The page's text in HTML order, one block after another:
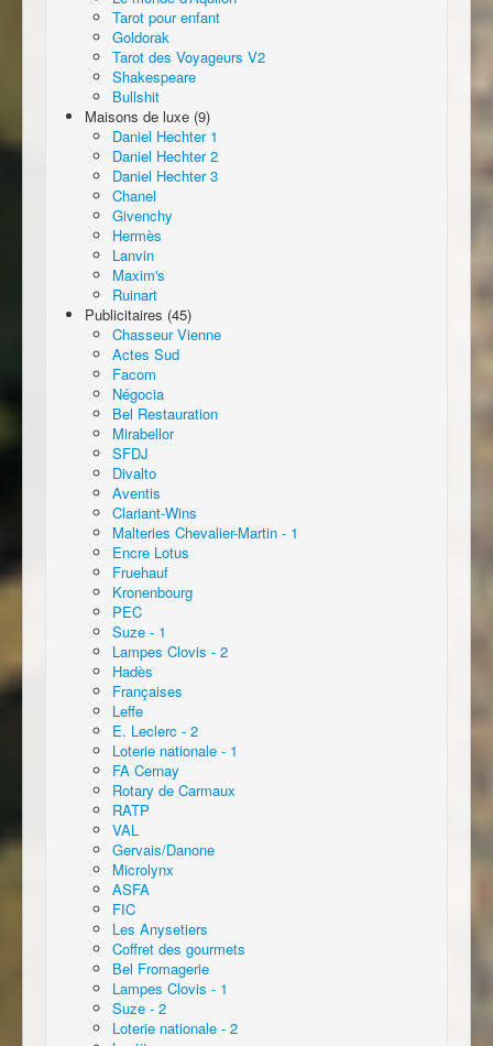
Tarot pour enfant
Goldorak
Tarot des Voyageurs V2
Shakespeare
Bullshit
Maisons de luxe (9)
Daniel Hechter 1
Daniel Hechter 2
Daniel Hechter 3
Chanel
Givenchy
Hermès
Lanvin
Maxim's
Ruinart
Publicitaires (45)
Chasseur Vienne
Actes Sud
Facom
Négocia
Bel Restauration
Mirabellor
SFDJ
Divalto
Aventis
Clariant-Wins
Malteries Chevalier-Martin - 1
Encre Lotus
Fruehauf
Kronenbourg
PEC
Suze - 1
Lampes Clovis - 2
Hadès
Françaises
Leffe
E. Leclerc - 2
Loterie nationale - 1
FA Cernay
Rotary de Carmaux
RATP
VAL
Gervais/Danone
Microlynx
ASFA
FIC
Les Anysetiers
Coffret des gourmets
Bel Fromagerie
Lampes Clovis - 1
Suze - 2
Loterie nationale - 2